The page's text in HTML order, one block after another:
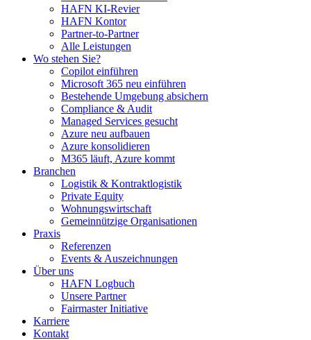
HAFN KI-Revier
HAFN Kontor
Partner-to-Partner
Alle Leistungen
Wo stehen Sie?
Copilot einführen
Microsoft 365 neu einführen
Bestehende Umgebung absichern
Compliance & Audit
Managed Services gesucht
Azure neu aufbauen
Azure konsolidieren
M365 läuft, Azure kommt
Branchen
Logistik & Kontraktlogistik
Private Equity
Wohnungswirtschaft
Gemeinnützige Organisationen
Praxis
Referenzen
Events & Auszeichnungen
Über uns
HAFN Logbuch
Unsere Partner
Fairmaster Initiative
Karriere
Kontakt